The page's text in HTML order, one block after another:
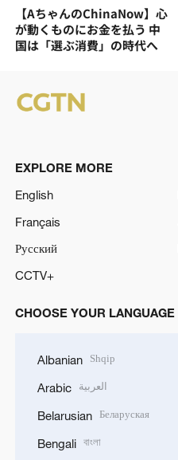
【AちゃんのChinaNow】心
が動くものにお金を払う 中
国は「選ぶ消費」の時代へ
EXPLORE MORE
English
Français
Русский
CCTV+
CHOOSE YOUR LANGUAGE
Albanian Shqip
Arabic العربية
Belarusian Беларуская
Bengali বাংলা